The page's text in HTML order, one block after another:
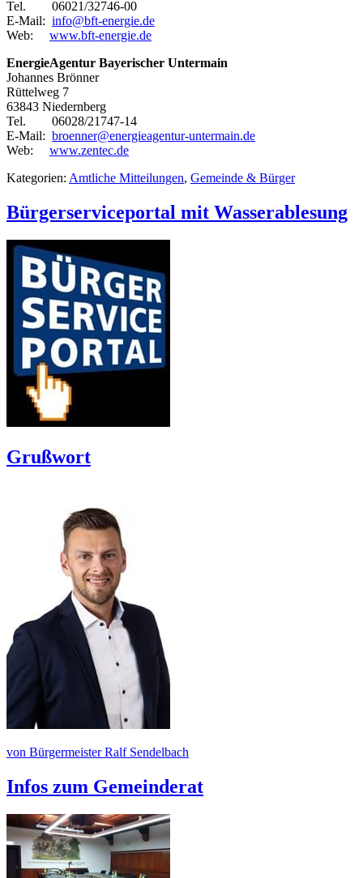
Tel. 06021/32746-00
E-Mail: info@bft-energie.de
Web: www.bft-energie.de
EnergieAgentur Bayerischer Untermain
Johannes Brönner
Rüttelweg 7
63843 Niedernberg
Tel. 06028/21747-14
E-Mail: broenner@energieagentur-untermain.de
Web: www.zentec.de
Kategorien: Amtliche Mitteilungen, Gemeinde & Bürger
Bürgerserviceportal mit Wasserablesung
Grußwort
von Bürgermeister Ralf Sendelbach
Infos zum Gemeinderat